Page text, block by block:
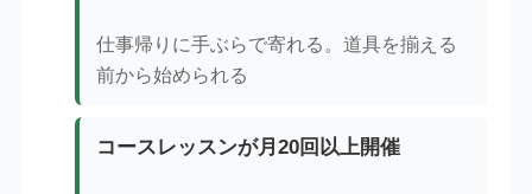
仕事帰りに手ぶらで寄れる。道具を揃える
前から始められる
コースレッスンが月20回以上開催